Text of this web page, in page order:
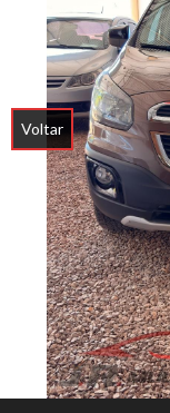
Voltar